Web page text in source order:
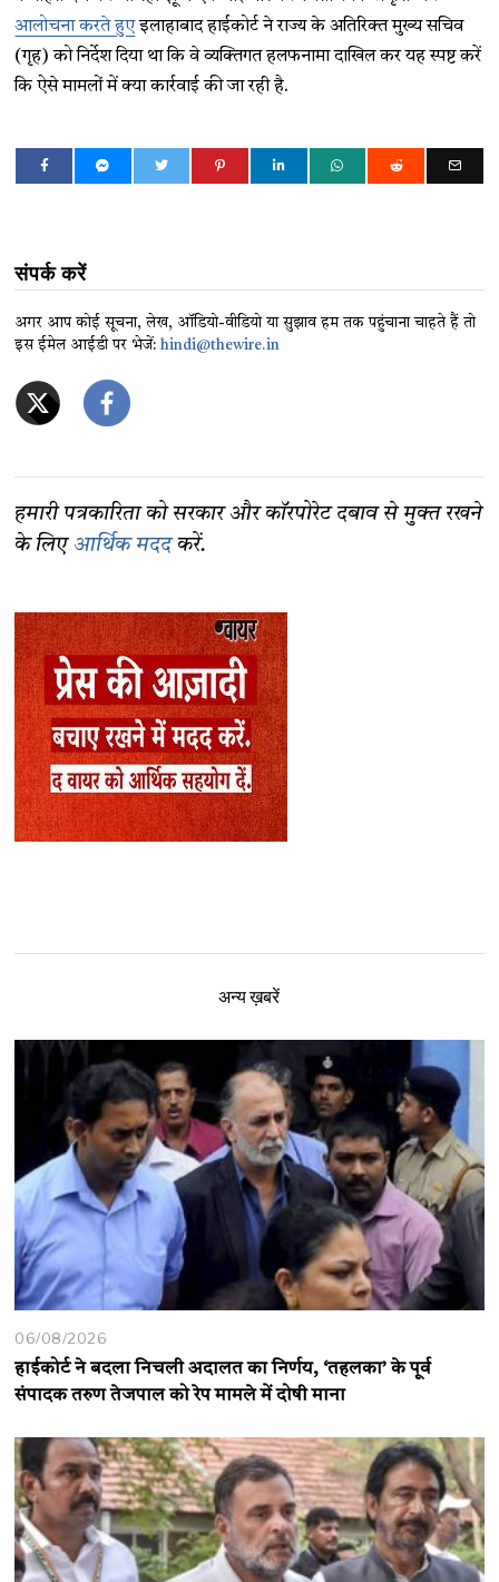
आलोचना करते हुएइलाहाबाद हाईकोर्ट ने राज्य के अतिरिक्त मुख्य सचिव
(गृह) को निर्देश दिया था कि वे व्यक्तिगत हलफनामा दाखिल कर यह स्पष्ट करें
कि ऐसे मामलों में क्या कार्रवाई की जा रही है.
संपर्क करें
अगर आप कोई सूचना, लेख, ऑडियो-वीडियो या सुझाव हम तक पहुंचाना चाहते हैं तो
इस ईमेल आईडी पर भेजें:hindi@thewire.in
हमारी पत्रकारिता को सरकार और कॉरपोरेट दबाव से मुक्त रखने
के लिए आर्थिक मददकरें.
अन्य ख़बरें
06/08/2026
हाईकोर्ट ने बदला निचली अदालत का निर्णय, ‘तहलका’ के पूर्व
संपादक तरुण तेजपाल को रेप मामले में दोषी माना